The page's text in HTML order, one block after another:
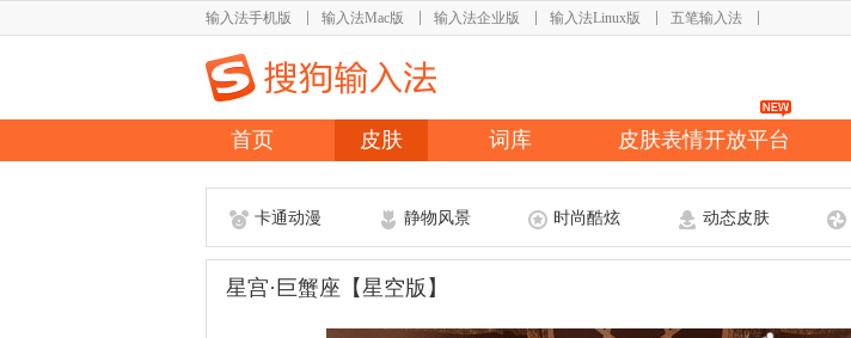
输入法手机版 输入法Mac版 输入法企业版 输入法Linux版 五笔输入法
首页 皮肤 词库 皮肤表情开放平台
卡通动漫 静物风景 时尚酷炫 动态皮肤
星宫·巨蟹座【星空版】